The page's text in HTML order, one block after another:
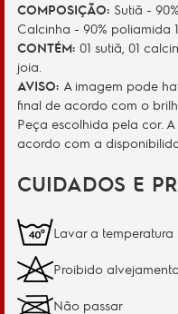
COMPOSIÇÃO: Sutiã -
Calcinha - 90% poliamida
CONTÉM: 01 sutiã, 01
joia.
AVISO: A imagem pode
final de acordo com o
Peça escolhida pela cor.
acordo com a
CUIDADOS E
Lavar a
Proibido
Não passar